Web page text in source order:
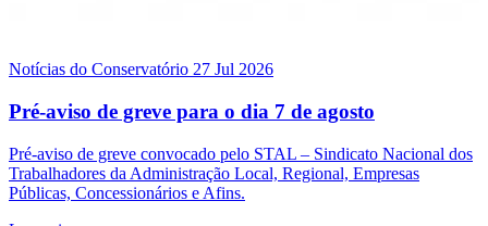
Notícias do Conservatório 27 Jul 2026
Pré-aviso de greve para o dia 7 de agosto
Pré-aviso de greve convocado pelo STAL – Sindicato Nacional dos
Trabalhadores da Administração Local, Regional, Empresas
Públicas, Concessionários e Afins.